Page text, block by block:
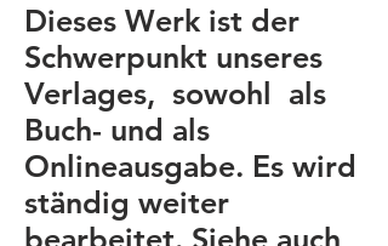
Dieses Werk ist der
Schwerpunkt unseres
Verlages, sowohl als
Buch- und als
Onlineausgabe. Es wird
ständig weiter
bearbeitet. Siehe auch